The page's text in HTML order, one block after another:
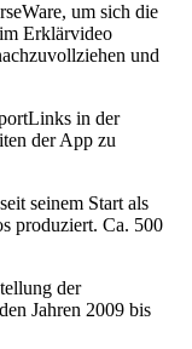
um sich die
Erklärvideo
und
in der
der App zu
seinem Start als
produziert. Ca. 500
der
Jahren 2009 bis